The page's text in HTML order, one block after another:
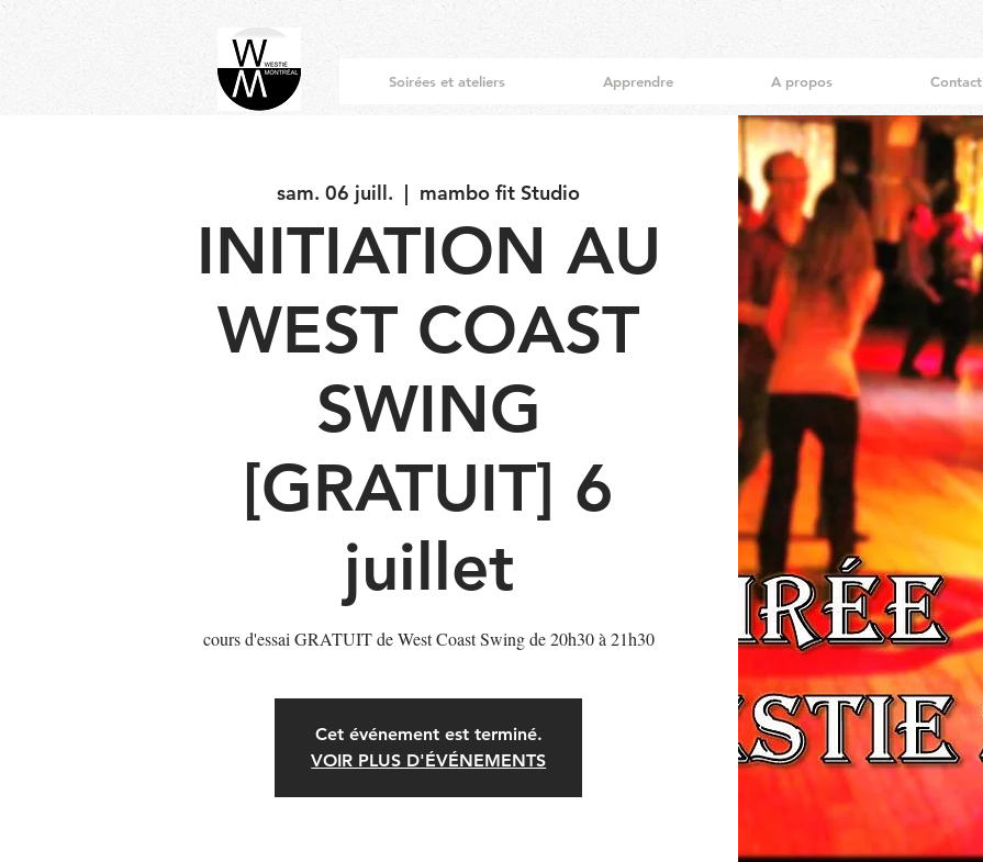
Soirées et ateliers Apprendre A propos Contact
sam. 06 juill.
  |
mambo fit Studio
INITIATION AU
WEST COAST
SWING
[GRATUIT] 6
juillet
cours d'essai GRATUIT de West Coast Swing de 20h30 à 21h30
Cet événement est terminé.
VOIR PLUS D'ÉVÉNEMENTS